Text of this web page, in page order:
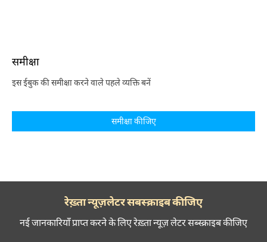
समीक्षा
इस ईबुक की समीक्षा करने वाले पहले व्यक्ति बनें
समीक्षा कीजिए
रेख़्ता न्यूज़लेटर सबस्क्राइब कीजिए
नई जानकारियाँ प्राप्त करने के लिए रेख़्ता न्यूज़ लेटर सब्स्क्राइब कीजिए